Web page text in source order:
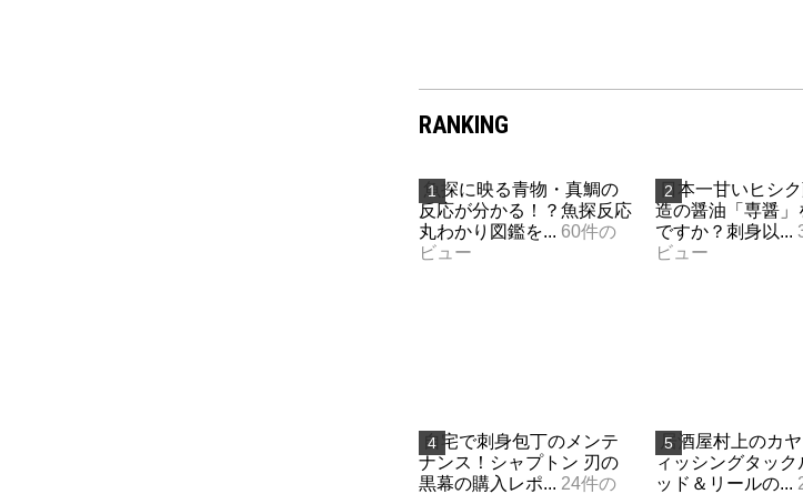
RANKING
魚探に映る青物・真鯛の
反応が分かる！？魚探反応
丸わかり図鑑を... 60件の
ビュー
日本一甘いヒシ
造の醤油「専醤」
ですか？刺身以...
ビュー
自宅で刺身包丁のメンテ
ナンス！シャプトン 刃の
黒幕の購入レポ... 24件の
居酒屋村上のカ
ィッシングタック
ッド＆リールの...